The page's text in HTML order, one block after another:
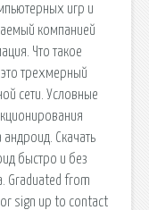
игр и
компанией
Что такое
трехмерный
сети. Условные
Скачать
быстро и без
Graduated from
sign up to contact